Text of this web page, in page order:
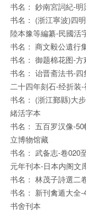
书名： 鈔南宮詞紀-
书名： (浙江寧波)四
陸本豫等編纂-民國活
书名： 商文毅公遺行
书名： 御题棉花图-
书名： 诒晋斋法书-
二十四年刻石-经折装-
书名： (浙江鄞縣)大
緒活字本
书名： 五百罗汉像-
立博物馆藏
书名： 武备志-卷020
元年刊本-日本内阁文
书名： 林茂子詩選二
书名： 新刊禽遁大全
书舍刊本